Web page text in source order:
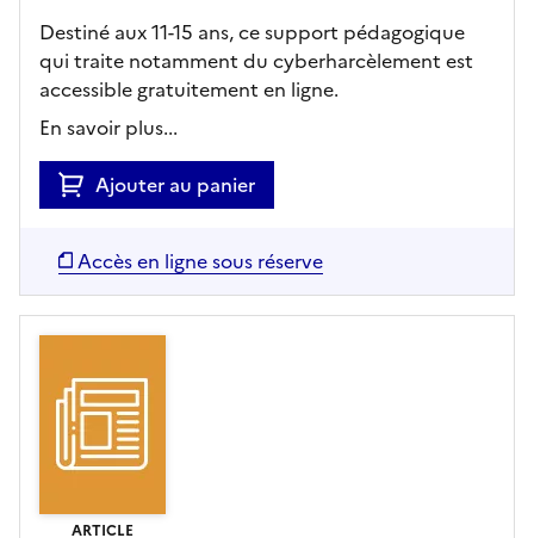
Destiné aux 11-15 ans, ce support pédagogique
qui traite notamment du cyberharcèlement est
accessible gratuitement en ligne.
En savoir plus...
Ajouter au panier
Accès en ligne sous réserve
ARTICLE